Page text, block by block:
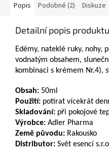
Popis Podobné (2) Diskuze
Detailní popis produktu
Edémy, nateklé ruky, nohy,
vodnatým obsahem,
kombinaci s krémem Nr.4),
Obsah: 50ml
Použití: potírat vícekrát
Skladování: při pokojové
Výrobce: Adler Pharma
Země původu: Rakousko
Distributor: Svět esencí